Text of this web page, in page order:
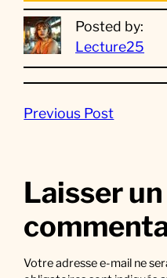
Posted by:
Lecture25
Previous Post
Laisser un
Votre adresse e-mail ne